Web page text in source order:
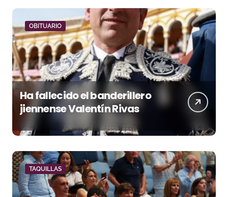
OBITUARIO
Ha fallecido el banderillero
jiennense Valentín Rivas
TAQUILLAS